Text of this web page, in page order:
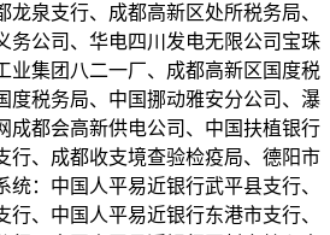
龙泉支行、成都高新区处所税务局、
务公司、华电四川发电无限公司宝珠
业集团八二一厂、成都高新区国度税
度税务局、中国挪动雅安分公司、瀑
成都会高新供电公司、中国扶植银行
行、成都收支境查验检疫局、德阳市
统：中国人平易近银行武平县支行、
行、中国人平易近银行东港市支行、